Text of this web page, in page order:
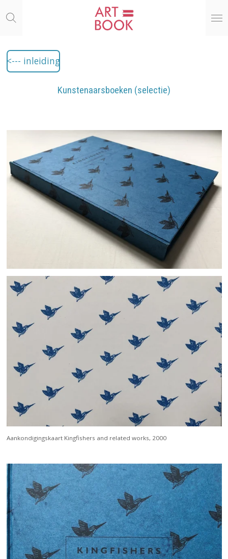
direct
hoofdinhoud
<--- inleiding
Kunstenaarsboeken (selectie)
Aankondigingskaart Kingfishers and related works, 2000